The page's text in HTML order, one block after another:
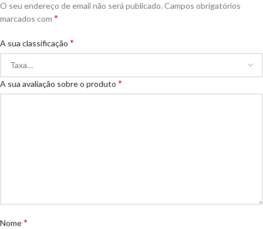
O seu endereço de email não será publicado. Campos obrigatórios
marcados com *
A sua classificação *
A sua avaliação sobre o produto *
Nome*